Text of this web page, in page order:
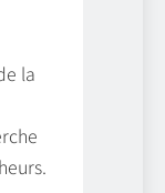
la